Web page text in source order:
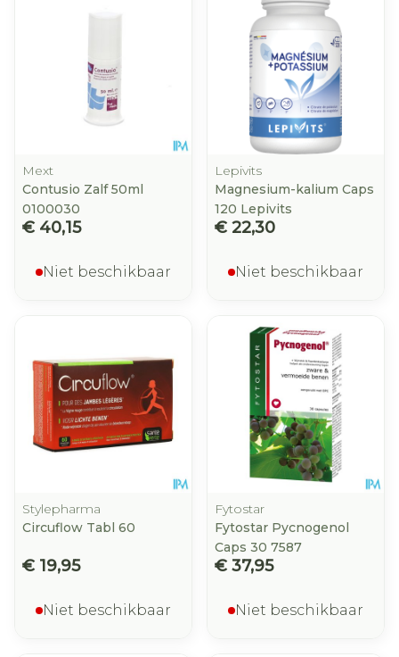
Mext
Contusio Zalf 50ml
0100030
€ 40,15
Niet beschikbaar
Lepivits
Magnesium-kalium Caps
120 Lepivits
€ 22,30
Niet beschikbaar
Stylepharma
Circuflow Tabl 60
€ 19,95
Niet beschikbaar
Fytostar
Fytostar Pycnogenol
Caps 30 7587
€ 37,95
Niet beschikbaar